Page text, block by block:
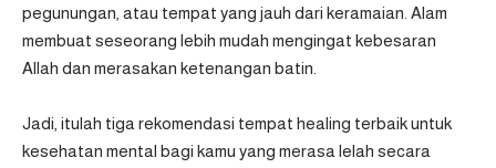
pegunungan, atau tempat yang jauh dari keramaian. Alam
membuat seseorang lebih mudah mengingat kebesaran
Allah dan merasakan ketenangan batin.
Jadi, itulah tiga rekomendasi tempat healing terbaik untuk
kesehatan mental bagi kamu yang merasa lelah secara